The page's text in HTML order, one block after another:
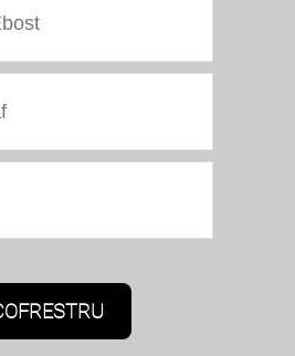
yn defnyddio'r wybodaeth a